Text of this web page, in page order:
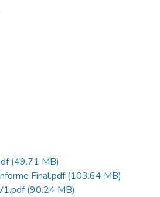
(49.71 MB)
Final.pdf(103.64 MB)
(90.24 MB)